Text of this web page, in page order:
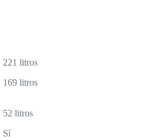
221 litros
169 litros
52 litros
Sí